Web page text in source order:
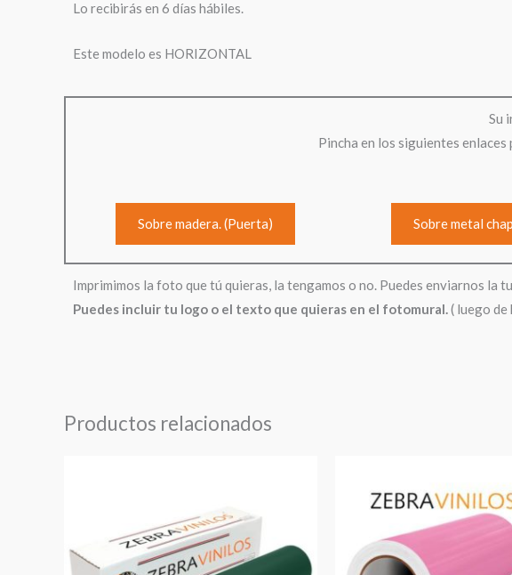
Lo recibirás en 6 días hábiles.
Este modelo es HORIZONTAL
Su
Pincha en los siguientes enlaces
Sobre madera. (Puerta) Sobre metal
Imprimimos la foto que tú quieras, la tengamos o no. Puedes enviarnos la
Puedes incluir tu logo o el texto que quieras en el fotomural.( luego de
Productos relacionados
de
precios: